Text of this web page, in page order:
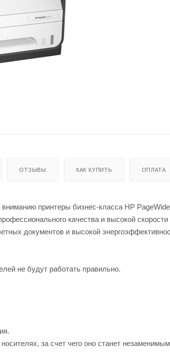
ОТЗЫВЫ КАК КУПИТЬ ОПЛАТА
принтеры бизнес-класса HP
качества и высокой скорости
документов и высокой
не будут работать правильно.
за счет чего оно станет незаменимым